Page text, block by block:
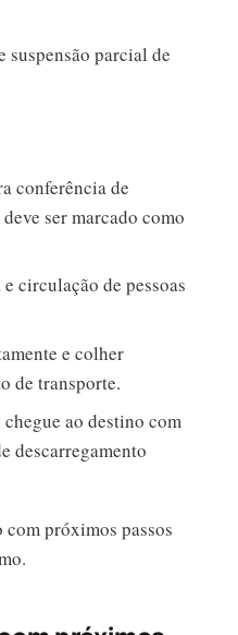
suspensão parcial de
conferência de
ser marcado como
circulação de pessoas
e colher
de transporte.
ao destino com
descarregamento
próximos passos